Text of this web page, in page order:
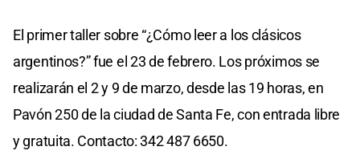
El primer taller sobre “¿Cómo leer a los clásicos
argentinos?” fue el 23 de febrero. Los próximos se
realizarán el 2 y 9 de marzo, desde las 19 horas, en
Pavón 250 de la ciudad de Santa Fe, con entrada libre
y gratuita. Contacto: 342 487 6650.